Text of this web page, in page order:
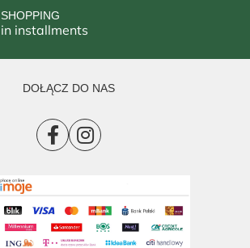
SHOPPING
in installments
DOŁĄCZ DO NAS